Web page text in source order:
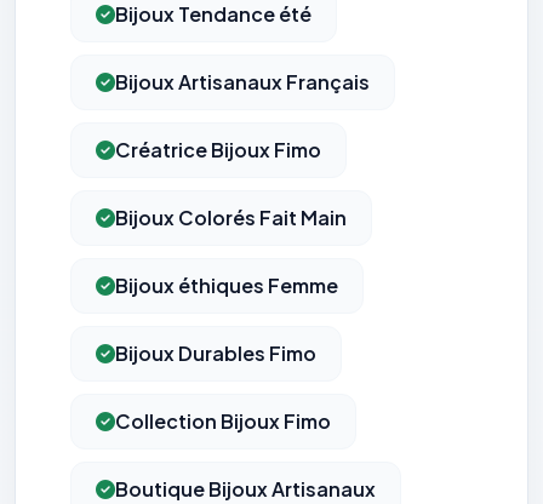
Bijoux Tendance été
Bijoux Artisanaux Français
Créatrice Bijoux Fimo
Bijoux Colorés Fait Main
Bijoux éthiques Femme
Bijoux Durables Fimo
Collection Bijoux Fimo
Boutique Bijoux Artisanaux